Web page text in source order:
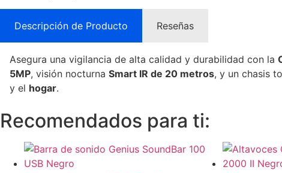
Descripción de Producto Reseñas
Asegura una vigilancia de alta calidad y durabilidad con la
5MP, visión nocturna Smart IR de 20 metros, y un chasis
y el hogar.
Recomendados para ti: